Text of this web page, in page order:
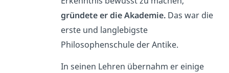
gründete er die Akademie.Das war die
erste und langlebigste
Philosophenschule der Antike.
In seinen Lehren übernahm er einige